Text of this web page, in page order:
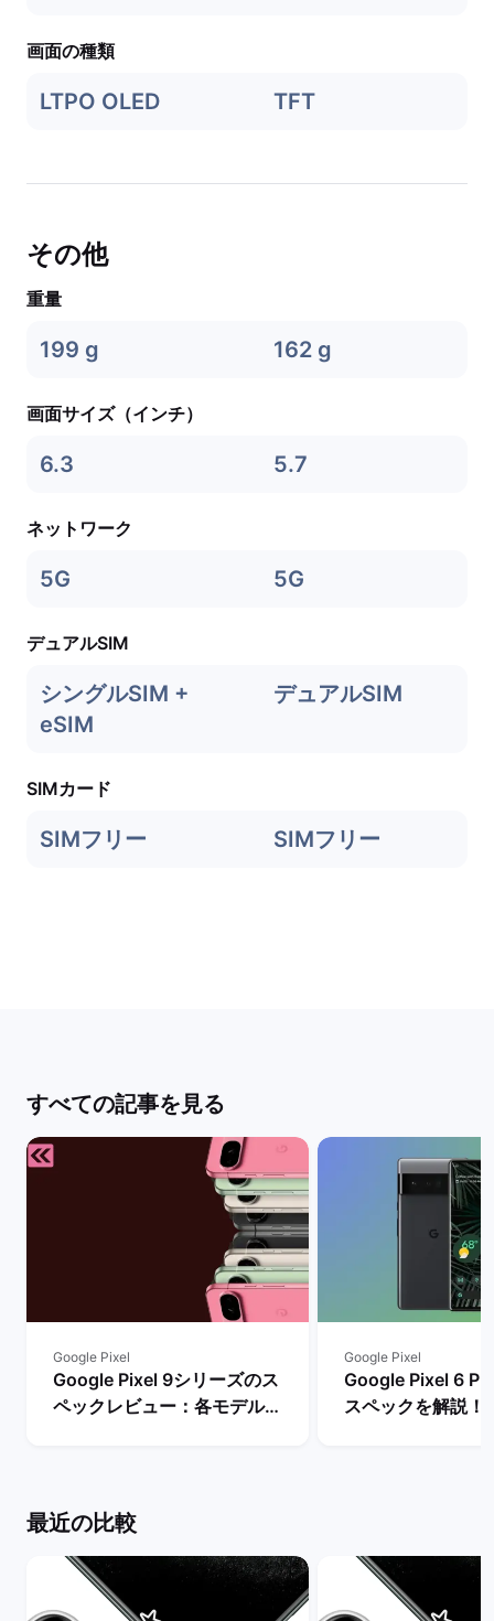
画面の種類
LTPO OLED TFT
その他
重量
199 g 162 g
画面サイズ（インチ）
6.3 5.7
ネットワーク
5G 5G
デュアルSIM
シングルSIM +
eSIM
デュアルSIM
SIMカード
SIMフリー SIMフリー
すべての記事を見る
Google Pixel
Google Pixel 9シリーズのス
ペックレビュー：各モデルの
Google Pixel
Google Pixel 6
スペックを解説！
最近の比較